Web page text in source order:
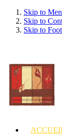
Skip to
Skip to
Skip to